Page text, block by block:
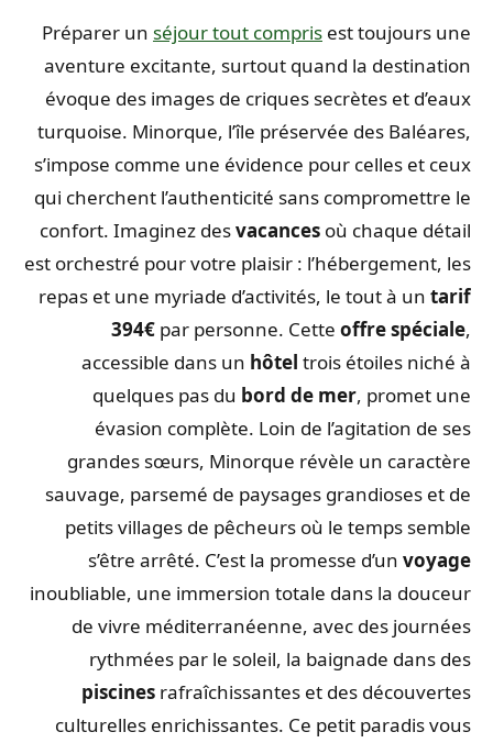
Préparer unséjour tout compris est toujours une
aventure excitante, surtout quand la destination
évoque des images de criques secrètes et d’eaux
turquoise. Minorque, l’île préservée des Baléares,
s’impose comme une évidence pour celles et ceux
qui cherchent l’authenticité sans compromettre le
confort. Imaginez desvacances où chaque détail
est orchestré pour votre plaisir : l’hébergement, les
repas et une myriade d’activités, le tout à untarif
394€ par personne. Cetteoffre spéciale
accessible dans unhôteltrois étoiles niché à
quelques pas dubord de mer , promet une
évasion complète. Loin de l’agitation de ses
grandes sœurs, Minorque révèle un caractère
sauvage, parsemé de paysages grandioses et de
petits villages de pêcheurs où le temps semble
s’être arrêté. C’est la promesse d’unvoyage
inoubliable, une immersion totale dans la douceur
de vivre méditerranéenne, avec des journées
rythmées par le soleil, la baignade dans des
piscines rafraîchissantes et des découvertes
culturelles enrichissantes. Ce petit paradis vous